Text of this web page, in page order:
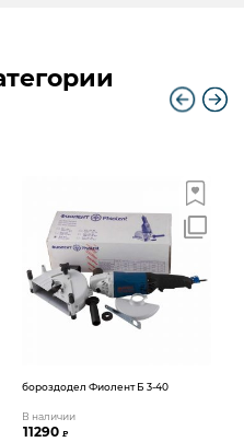
бороздодел Фиолент Б 3-40
В наличии
11290₽